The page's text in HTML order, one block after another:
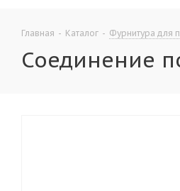
Главная - Каталог - Фурнитура для
Соединение